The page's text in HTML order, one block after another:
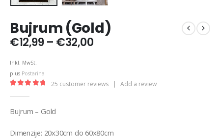
Bujrum (Gold)
€12,99 – €32,00Price
€32,00
Inkl. MwSt.
plus Postarina
25 customer reviews | Add a review
Bujrum – Gold
Dimenzije: 20x30cm do 60x80cm